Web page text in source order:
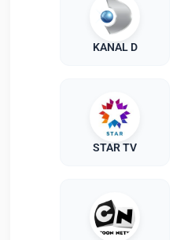
KANAL D
STAR TV